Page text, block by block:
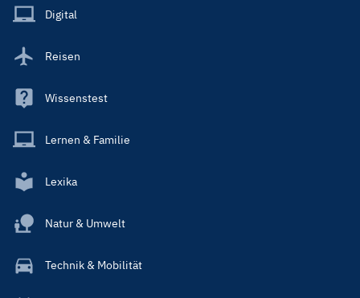
Main
Digital
Reisen
Wissenstest
Lernen & Familie
Lexika
Natur & Umwelt
Technik & Mobilität